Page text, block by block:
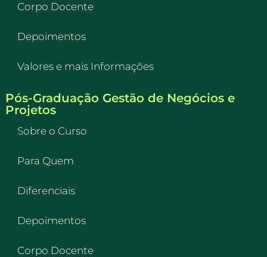
Corpo Docente
Depoimentos
Valores e mais Informações
Pós-Graduação Gestão de Negócios e
Projetos
Sobre o Curso
Para Quem
Diferenciais
Depoimentos
Corpo Docente